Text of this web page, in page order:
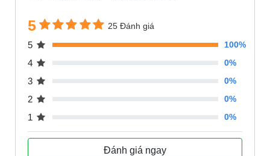
5 25 Đánh giá
5 100%
4 0%
3 0%
2 0%
1 0%
Đánh giá ngay